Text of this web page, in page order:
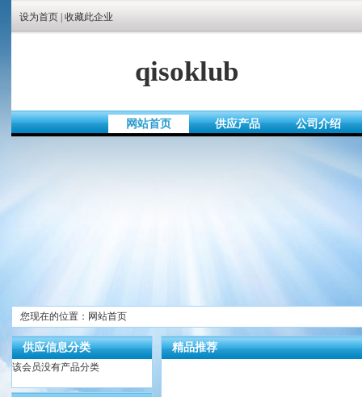
设为首页 收藏此企业
qisoklub
网站首页 供应产品 公司介绍
您现在的位置：网站首页
供应信息分类
该会员没有产品分类
精品推荐